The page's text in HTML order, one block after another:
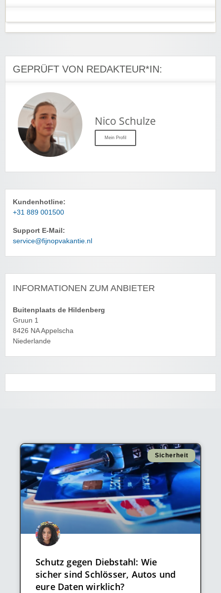
GEPRÜFT VON REDAKTEUR*IN:
Nico Schulze
Mein Profil
Kundenhotline:
+31 889 001500
Support E-Mail:
service@fijnopvakantie.nl
INFORMATIONEN ZUM ANBIETER
Buitenplaats de Hildenberg
Gruun 1
8426 NA Appelscha
Niederlande
Sicherheit
Schutz gegen Diebstahl: Wie
sicher sind Schlösser, Autos und
eure Daten wirklich?